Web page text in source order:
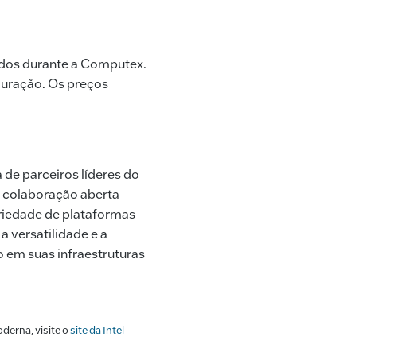
durante a Computex.
Os preços
parceiros líderes do
colaboração aberta
de plataformas
versatilidade e a
em suas infraestruturas
visite osite daIntel